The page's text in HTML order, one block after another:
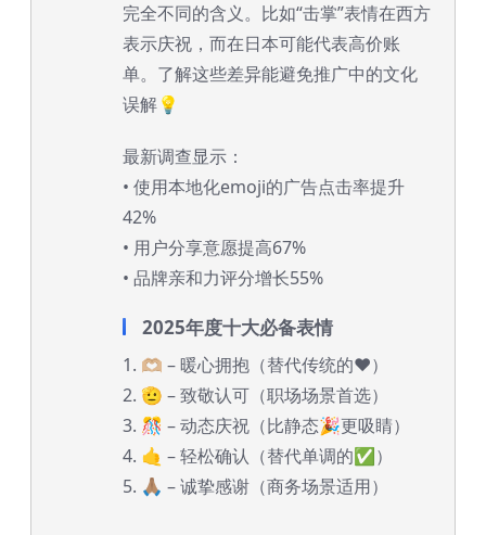
完全不同的含义。比如“击掌”表情在西方
表示庆祝，而在日本可能代表高价账
单。了解这些差异能避免推广中的文化
误解💡
最新调查显示：
• 使用本地化emoji的广告点击率提升
42%
• 用户分享意愿提高67%
• 品牌亲和力评分增长55%
2025年度十大必备表情
1. 🫶🏼 – 暖心拥抱（替代传统的❤️）
2. 🫡 – 致敬认可（职场场景首选）
3. 🎊 – 动态庆祝（比静态🎉更吸睛）
4. 🤙 – 轻松确认（替代单调的✅）
5. 🙏🏽 – 诚挚感谢（商务场景适用）